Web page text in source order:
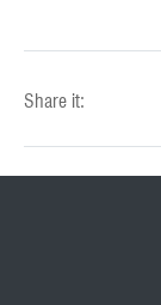
Share it: